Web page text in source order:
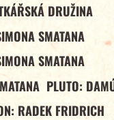
DRUŽINA
SMATANA
SMATANA
PLUTO:
RADEK FRIDRICH